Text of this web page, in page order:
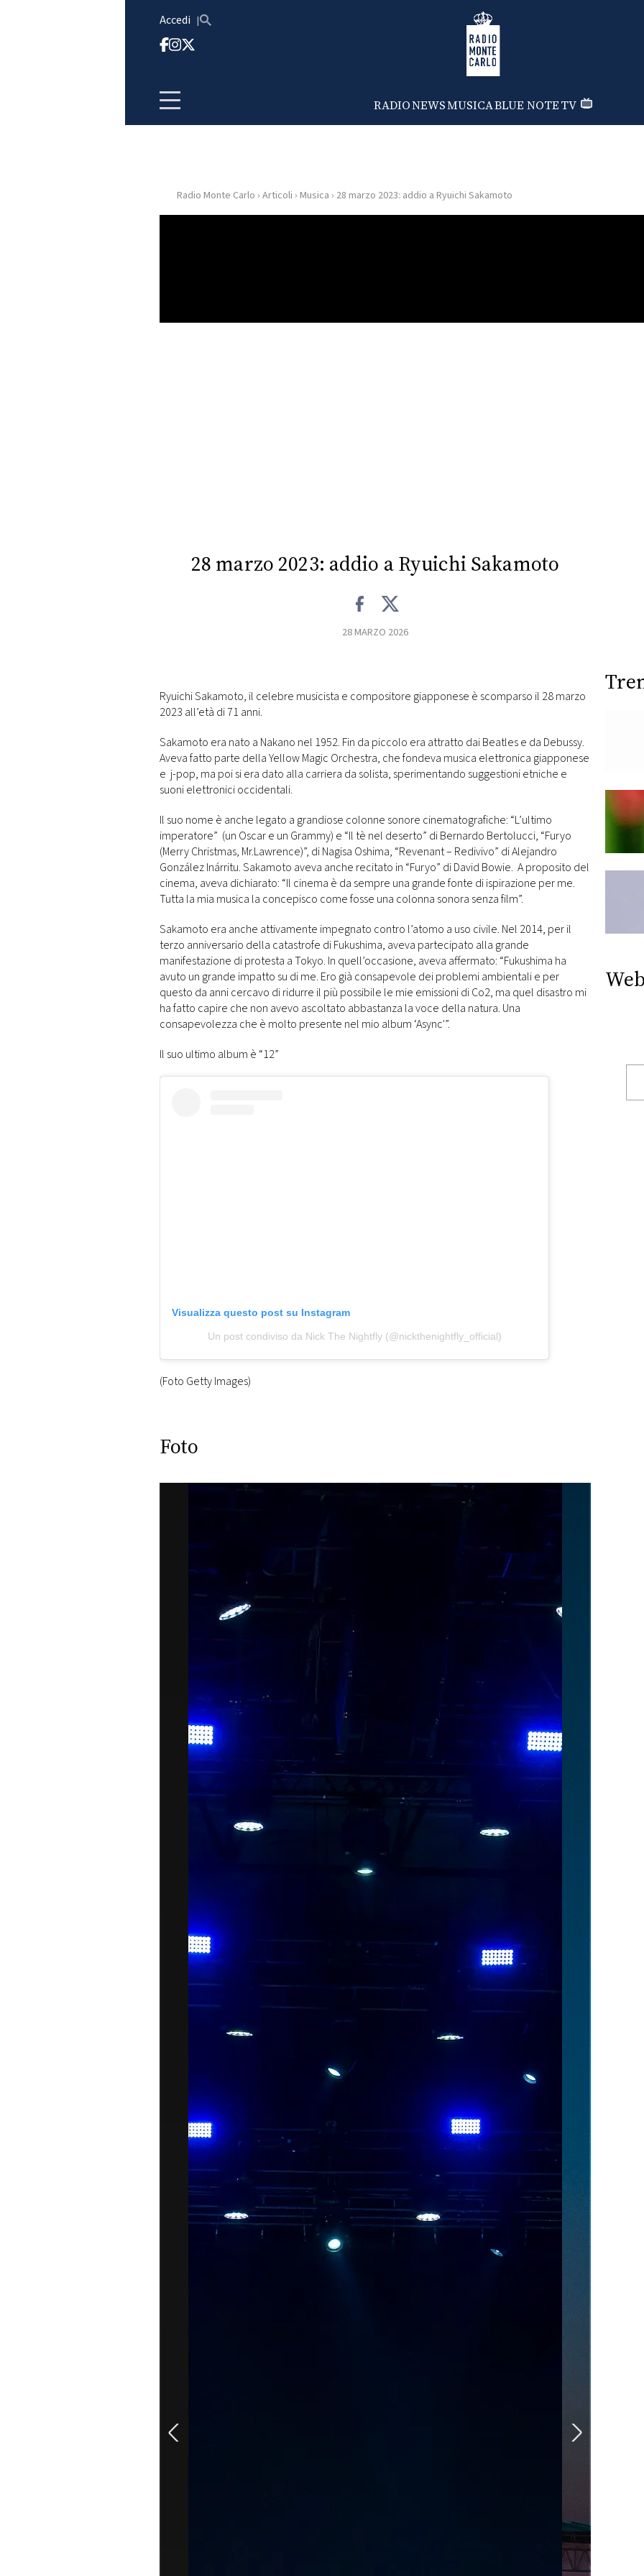
Accedi Radio Monte Carlo
RADIONEWSMUSICABLUE NOTETV
HOME
RMC
Radio Monte Carlo › Articoli › Musica › 28 marzo 2023: addio a Ryuichi Sakamoto
28 marzo 2023: addio a Ryuichi Sakamoto
28 MARZO 2026
Ryuichi Sakamoto, il celebre musicista e compositore giapponese è scomparso il 28 marzo
2023 all’età di 71 anni.
Sakamoto era nato a Nakano nel 1952. Fin da piccolo era attratto dai Beatles e da Debussy.
Aveva fatto parte della Yellow Magic Orchestra, che fondeva musica elettronica giapponese
e j-pop, ma poi si era dato alla carriera da solista, sperimentando suggestioni etniche e
suoni elettronici occidentali.
Il suo nome è anche legato a grandiose colonne sonore cinematografiche: “L’ultimo
imperatore” (un Oscar e un Grammy) e “Il tè nel deserto” di Bernardo Bertolucci, “Furyo
(Merry Christmas, Mr.Lawrence)”, di Nagisa Oshima, “Revenant – Redivivo” di Alejandro
González Inárritu. Sakamoto aveva anche recitato in “Furyo” di David Bowie. A proposito del
cinema, aveva dichiarato: “Il cinema è da sempre una grande fonte di ispirazione per me.
Tutta la mia musica la concepisco come fosse una colonna sonora senza film”.
Sakamoto era anche attivamente impegnato contro l’atomo a uso civile. Nel 2014, per il
terzo anniversario della catastrofe di Fukushima, aveva partecipato alla grande
manifestazione di protesta a Tokyo. In quell’occasione, aveva affermato: “Fukushima ha
avuto un grande impatto su di me. Ero già consapevole dei problemi ambientali e per
questo da anni cercavo di ridurre il più possibile le mie emissioni di Co2, ma quel disastro mi
ha fatto capire che non avevo ascoltato abbastanza la voce della natura. Una
consapevolezza che è molto presente nel mio album ‘Async'”.
Il suo ultimo album è “12”
Visualizza questo post su Instagram
Un post condiviso da Nick The Nightfly (@nickthenightfly_official)
(Foto Getty Images)
Foto